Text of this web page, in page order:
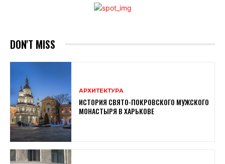
DON'T MISS
АРХИТЕКТУРА
ИСТОРИЯ СВЯТО-ПОКРОВСКОГО МУЖСКОГО
МОНАСТЫРЯ В ХАРЬКОВЕ